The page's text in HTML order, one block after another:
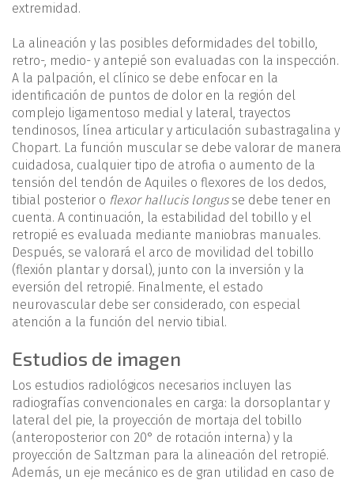
extremidad.
La alineación y las posibles deformidades del tobillo,
retro-, medio- y antepié son evaluadas con la inspección.
A la palpación, el clínico se debe enfocar en la
identificación de puntos de dolor en la región del
complejo ligamentoso medial y lateral, trayectos
tendinosos, línea articular y articulación subastragalina y
Chopart. La función muscular se debe valorar de manera
cuidadosa, cualquier tipo de atrofia o aumento de la
tensión del tendón de Aquiles o flexores de los dedos,
tibial posterior o flexor hallucis longusse debe tener en
cuenta. A continuación, la estabilidad del tobillo y el
retropié es evaluada mediante maniobras manuales.
Después, se valorará el arco de movilidad del tobillo
(flexión plantar y dorsal), junto con la inversión y la
eversión del retropié. Finalmente, el estado
neurovascular debe ser considerado, con especial
atención a la función del nervio tibial.
Estudios de imagen
Los estudios radiológicos necesarios incluyen las
radiografías convencionales en carga: la dorsoplantar y
lateral del pie, la proyección de mortaja del tobillo
(anteroposterior con 20° de rotación interna) y la
proyección de Saltzman para la alineación del retropié.
Además, un eje mecánico es de gran utilidad en caso de